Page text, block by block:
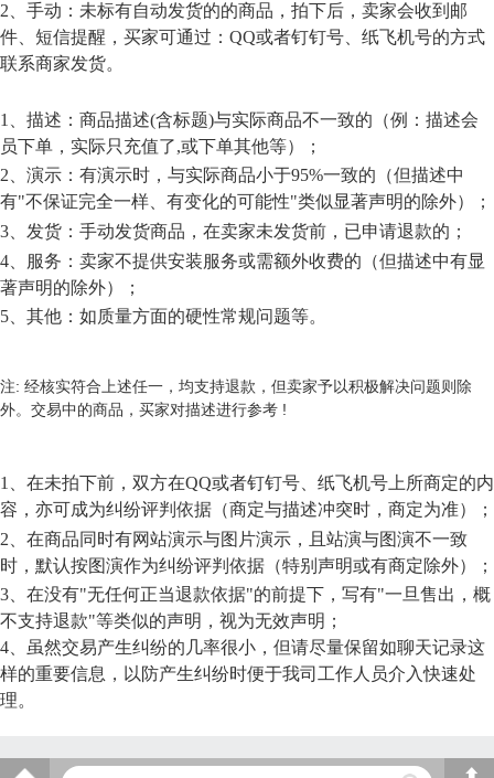
2、手动：未标有自动发货的的商品，拍下后，卖家会收到邮
件、短信提醒，买家可通过： QQ或者钉钉号、 纸飞机号的方式
联系商家发货。
1、描述：商品描述(含标题)与实际商品不一致的（例：描述会
员下单，实际只充值了,或下单其他等）；
2、演示：有演示时，与实际商品小于95%一致的（但描述中
有"不保证完全一样、有变化的可能性"类似显著声明的除外）；
3、发货：手动发货商品，在卖家未发货前，已申请退款的；
4、服务：卖家不提供安装服务或需额外收费的（但描述中有显
著声明的除外）；
5、其他：如质量方面的硬性常规问题等。
注: 经核实符合上述任一，均支持退款，但卖家予以积极解决问题则除
外。交易中的商品，买家对描述进行参考 !
1、在未拍下前，双方在QQ或者钉钉号、 纸飞机号 上所商定的内
容，亦可成为纠纷评判依据（商定与描述冲突时，商定为准）；
2、在商品同时有网站演示与图片演示，且站演与图演不一致
时，默认按图演作为纠纷评判依据（特别声明或有商定除外）；
3、在没有"无任何正当退款依据"的前提下，写有"一旦售出，概
不支持退款"等类似的声明，视为无效声明；
4、虽然交易产生纠纷的几率很小，但请尽量保留如聊天记录这
样的重要信息，以防产生纠纷时便于我司工作人员介入快速处
理。